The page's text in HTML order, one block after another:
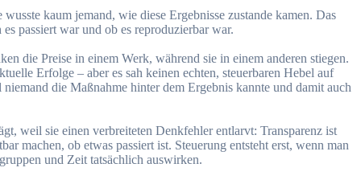
kaum jemand, wie diese Ergebnisse zustande kamen. Das
passiert war und ob es reproduzierbar war.
die Preise in einem Werk, während sie in einem anderen stiegen.
Erfolge – aber es sah keinen echten, steuerbaren Hebel auf
die Maßnahme hinter dem Ergebnis kannte und damit auch
weil sie einen verbreiteten Denkfehler entlarvt: Transparenz ist
machen, ob etwas passiert ist. Steuerung entsteht erst, wenn man
und Zeit tatsächlich auswirken.